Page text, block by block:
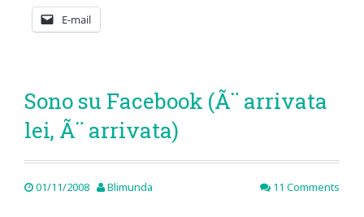
E-mail
Sono su Facebook (Ã¨ arrivata
lei, Ã¨ arrivata)
01/11/2008 Blimunda 11 Comments